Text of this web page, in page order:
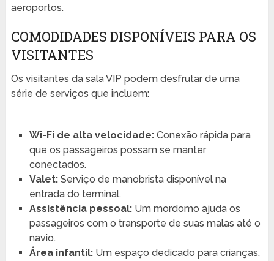
aeroportos.
COMODIDADES DISPONÍVEIS PARA OS
VISITANTES
Os visitantes da sala VIP podem desfrutar de uma
série de serviços que incluem:
Wi-Fi de alta velocidade:Conexão rápida para
que os passageiros possam se manter
conectados.
Valet:Serviço de manobrista disponível na
entrada do terminal.
Assistência pessoal:Um mordomo ajuda os
passageiros com o transporte de suas malas até o
navio.
Área infantil:Um espaço dedicado para crianças,